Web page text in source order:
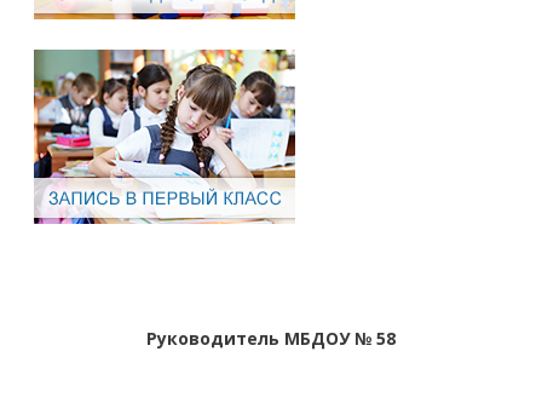
Руководитель МБДОУ № 58